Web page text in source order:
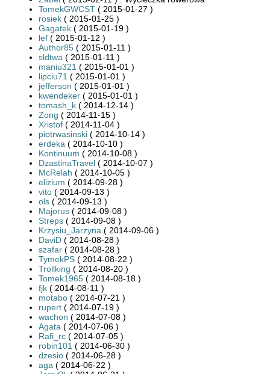
TomekGWCST ( 2015-01-27 )
rosiek ( 2015-01-25 )
Gagatek ( 2015-01-19 )
lef ( 2015-01-12 )
Author85 ( 2015-01-11 )
sldtwa ( 2015-01-11 )
maniu321 ( 2015-01-01 )
lipciu71 ( 2015-01-01 )
jefferson ( 2015-01-01 )
kwendeker ( 2015-01-01 )
tomash_k ( 2014-12-14 )
Zong ( 2014-11-15 )
Xristof ( 2014-11-04 )
piotrwasinski ( 2014-10-14 )
erdeka ( 2014-10-10 )
Kontinuum ( 2014-10-08 )
DzastinaTravel ( 2014-10-07 )
McRelah ( 2014-10-05 )
elizium ( 2014-09-28 )
vito ( 2014-09-13 )
ols ( 2014-09-13 )
Majorus ( 2014-09-08 )
Streps ( 2014-09-08 )
Krzysiu_Jarzyna ( 2014-09-06 )
DaviD ( 2014-08-28 )
szafar ( 2014-08-28 )
TymekPS ( 2014-08-22 )
Trollking ( 2014-08-20 )
Tomek1965 ( 2014-08-18 )
fjk ( 2014-08-11 )
motabo ( 2014-07-21 )
rupert ( 2014-07-19 )
wachon ( 2014-07-08 )
Agata ( 2014-07-06 )
Rafi_rc ( 2014-07-05 )
robin101 ( 2014-06-30 )
dzesio ( 2014-06-28 )
aga ( 2014-06-22 )